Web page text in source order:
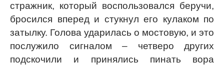
стражник, который воспользовался беручи,
бросился вперед и стукнул его кулаком по
затылку. Голова ударилась о мостовую, и это
послужило сигналом – четверо других
подскочили и принялись пинать вора